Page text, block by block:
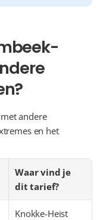
andere
en het
Waar vind je
dit tarief?
Knokke-Heist